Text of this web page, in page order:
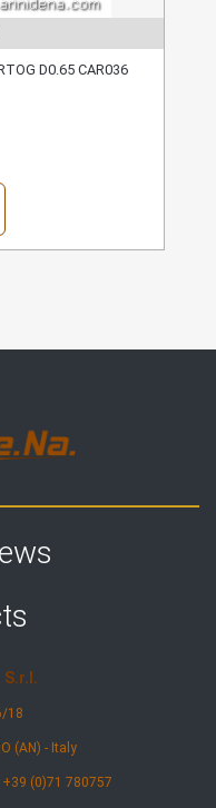
D0.65 CAR036
S.r.l.
18
(AN) - Italy
+39 (0)71 780757